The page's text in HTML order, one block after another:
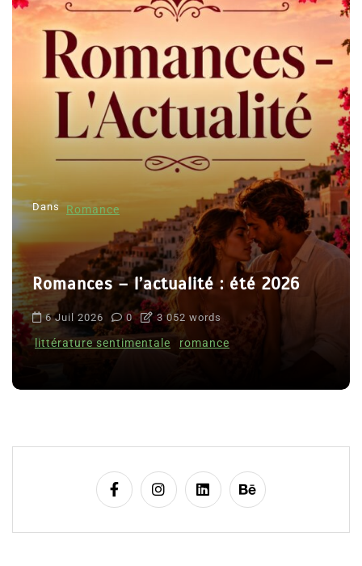
Dans Romance
Romances – l’actualité : été 2026
6 Juil 2026 0 3 052 words
littérature sentimentale romance